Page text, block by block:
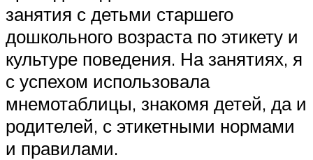
занятия с детьми старшего
дошкольного возраста по этикету и
культуре поведения. На занятиях, я
с успехом использовала
мнемотаблицы, знакомя детей, да и
родителей, с этикетными нормами
и правилами.